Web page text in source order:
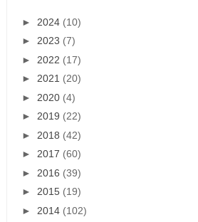
► 2024 (10)
► 2023 (7)
► 2022 (17)
► 2021 (20)
► 2020 (4)
► 2019 (22)
► 2018 (42)
► 2017 (60)
► 2016 (39)
► 2015 (19)
► 2014 (102)